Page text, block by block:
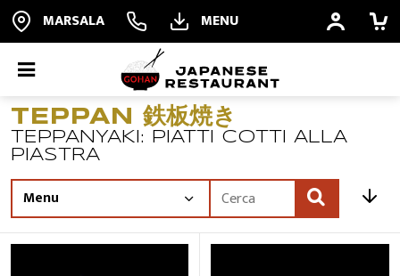
MARSALA MENU
ORDINA ONLINE
PRENOTA
TEPPAN 鉄板焼き
TEPPANYAKI: PIATTI COTTI ALLA
PIASTRA
Offerte